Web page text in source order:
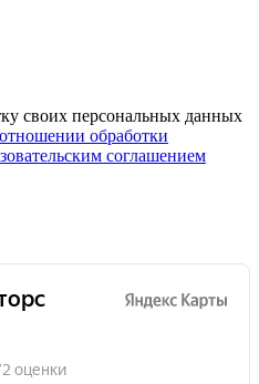
своих персональных данных
обработки
соглашением